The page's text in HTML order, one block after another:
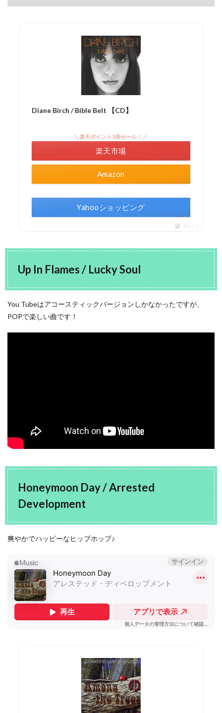
Diane Birch / Bible Belt 【CD】
Amazon
＼楽天ポイント5倍セール！／
楽天市場
Yahooショッピング
ポチップ
Up In Flames / Lucky Soul
You Tubeはアコースティックバージョンしかなかったですが、
POPで楽しい曲です！
Honeymoon Day / Arrested
Development
爽やかでハッピーなヒップホップ♪